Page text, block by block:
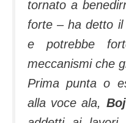
tornato a
forte – ha detto il
e potrebbe
meccanismi che
Prima punta o
alla voce ala,